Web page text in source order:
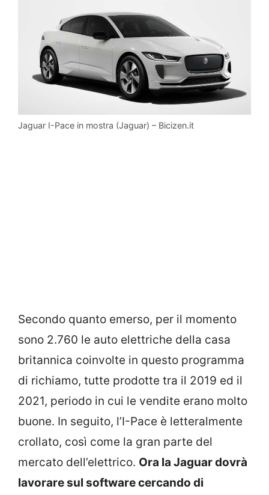
Jaguar I-Pace in mostra (Jaguar) – Bicizen.it
Secondo quanto emerso, per il momento
sono 2.760 le auto elettriche della casa
britannica coinvolte in questo programma
di richiamo, tutte prodotte tra il 2019 ed il
2021, periodo in cui le vendite erano molto
buone. In seguito, l’I-Pace è letteralmente
crollato, così come la gran parte del
mercato dell’elettrico. Ora la Jaguar dovrà
lavorare sul software cercando di